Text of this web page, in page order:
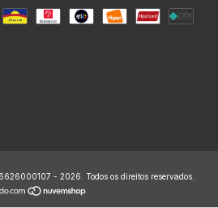
- 2026. Todos os direitos reservados.